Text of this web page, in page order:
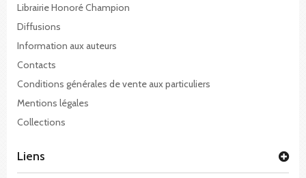
Librairie Honoré Champion
Diffusions
Information aux auteurs
Contacts
Conditions générales de vente aux particuliers
Mentions légales
Collections
Liens